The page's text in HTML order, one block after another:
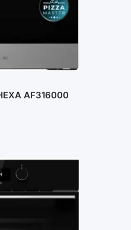
AF316000